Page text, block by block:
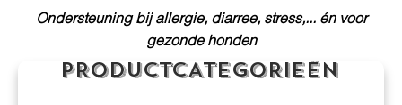
Ondersteuning bij allergie, diarree, stress,... én voor
gezonde honden
PRODUCTCATEGORIEËN